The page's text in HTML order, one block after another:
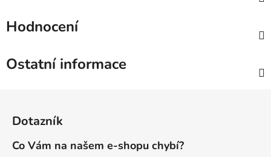
Hodnocení
Ostatní informace
Dotazník
Co Vám na našem e-shopu chybí?